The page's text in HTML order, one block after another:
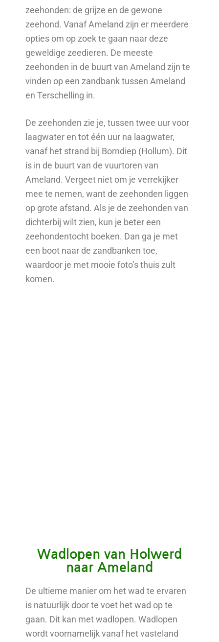
zeehonden: de grijze en de gewone
zeehond. Vanaf Ameland zijn er meerdere
opties om op zoek te gaan naar deze
geweldige zeedieren. De meeste
zeehonden in de buurt van Ameland zijn te
vinden op een zandbank tussen Ameland
en Terschelling in.
De zeehonden zie je, tussen twee uur voor
laagwater en tot één uur na laagwater,
vanaf het strand bij Borndiep (Hollum). Dit
is in de buurt van de vuurtoren van
Ameland. Vergeet niet om je verrekijker
mee te nemen, want de zeehonden liggen
op grote afstand. Als je de zeehonden van
dichterbij wilt zien, kun je beter een
zeehondentocht boeken. Dan ga je met
een boot naar de zandbanken toe,
waardoor je met mooie foto’s thuis zult
komen.
Wadlopen van Holwerd
naar Ameland
De ultieme manier om het wad te ervaren
is natuurlijk door te voet het wad op te
gaan. Dit kan met wadlopen. Wadlopen
wordt voornamelijk vanaf het vasteland